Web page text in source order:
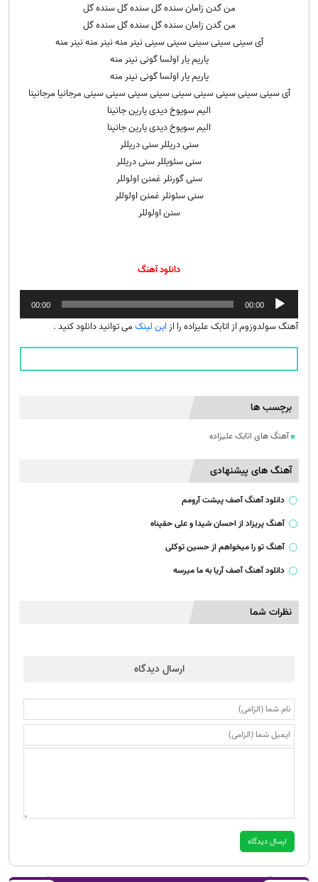
من گدن زامان سنده گل سنده گل سنده گل
من گدن زامان سنده گل سنده گل سنده گل
آی سینی سینی سینی سینی سینی نینر منه نینر منه نینر منه
یاریم یار اولسا گونی نینر منه
یاریم یار اولسا گونی نینر منه
آی سینی سینی سینی سینی سینی سینی سینی سینی سینی مرجانیا مرجانینا
الیم سویوخ دیدی یارین جانینا
الیم سویوخ دیدی یارین جانینا
سنی دریللر سنی دریللر
سنی سئویللر سنی دریللر
سنی گورنلر غمنن اولوللر
سنی سئونلر غمنن اولوللر
سنن اولوللر
دانلود آهنگ
پخش‌کننده
صوت
00:00
00:00
آهنگ سولدوزوم از اتابک علیزاده را از این لینکمی توانید دانلود کنید .
برچسب ها
آهنگ های اتابک علیزاده
آهنگ های پیشنهادی
دانلود آهنگ آصف پیشت آرومم
آهنگ پریزاد از احسان شیدا و علی حقپناه
آهنگ تو را میخواهم از حسین توکلی
دانلود آهنگ آصف آریا به ما میرسه
نظرات شما
ارسال دیدگاه